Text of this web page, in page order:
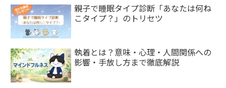
親子で睡眠タイプ診断「あなたは何ね
こタイプ？」のトリセツ
執着とは？意味・心理・人間関係への
影響・手放し方まで徹底解説